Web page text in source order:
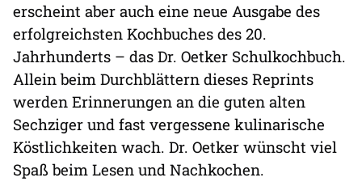
erscheint aber auch eine neue Ausgabe des
erfolgreichsten Kochbuches des 20.
Jahrhunderts – das Dr. Oetker Schulkochbuch.
Allein beim Durchblättern dieses Reprints
werden Erinnerungen an die guten alten
Sechziger und fast vergessene kulinarische
Köstlichkeiten wach. Dr. Oetker wünscht viel
Spaß beim Lesen und Nachkochen.